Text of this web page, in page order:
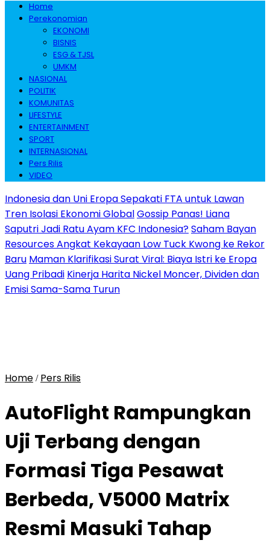
Home
Perekonomian
EKONOMI
BISNIS
ESG & TJSL
UMKM
NASIONAL
POLITIK
KOMUNITAS
LIFESTYLE
ENTERTAINMENT
SPORT
INTERNASIONAL
Pers Rilis
VIDEO
Indonesia dan Uni Eropa Sepakati FTA untuk Lawan
Tren Isolasi Ekonomi GlobalGossip Panas! Liana
Saputri Jadi Ratu Ayam KFC Indonesia?Saham Bayan
Resources Angkat Kekayaan Low Tuck Kwong ke Rekor
Baru Maman Klarifikasi Surat Viral: Biaya Istri ke Eropa
Uang Pribadi Kinerja Harita Nickel Moncer, Dividen dan
Emisi Sama-Sama Turun
Home / Pers Rilis
AutoFlight Rampungkan
Uji Terbang dengan
Formasi Tiga Pesawat
Berbeda, V5000 Matrix
Resmi Masuki Tahap